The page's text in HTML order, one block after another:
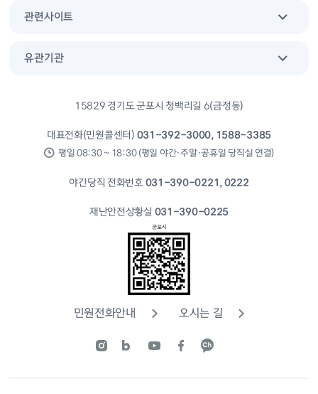
관련사이트
유관기관
15829 경기도 군포시 청백리길 6(금정동)
대표전화(민원콜센터) 031-392-3000, 1588-3385
평일 08:30 ~ 18:30 (평일 야간·주말·공휴일 당직실 연결)
야간당직 전화번호031-390-0221, 0222
재난안전상황실 031-390-0225
민원전화안내 오시는 길